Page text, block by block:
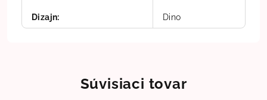
Dizajn: Dino
Súvisiaci tovar